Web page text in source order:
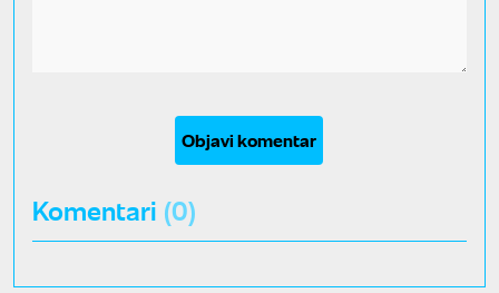
Objavi komentar
Komentari (0)